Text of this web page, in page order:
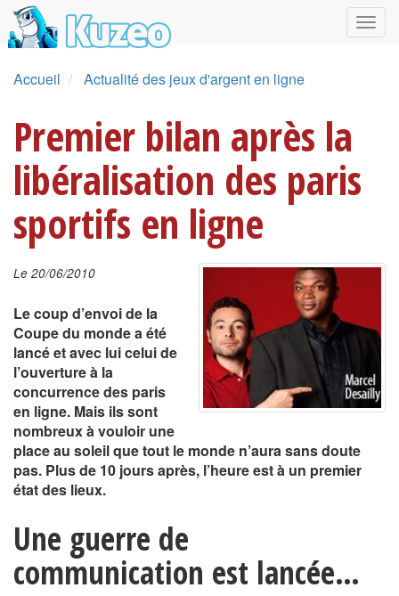
Accueil Actualité des jeux d'argent en ligne
Premier bilan après la
libéralisation des paris
sportifs en ligne
Le 20/06/2010
Le coup d’envoi de la
Coupe du monde a été
lancé et avec lui celui de
l’ouverture à la
concurrence des paris
en ligne. Mais ils sont
nombreux à vouloir une
place au soleil que tout le monde n’aura sans doute
pas. Plus de 10 jours après, l’heure est à un premier
état des lieux.
Une guerre de
communication est lancée…